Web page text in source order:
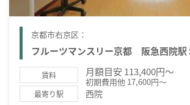
京都市右京区：
フルーツマンスリー京都 阪急西院駅
賃料 月額目安 113,400円～
初期費用他 17,600円～
最寄り駅 西院